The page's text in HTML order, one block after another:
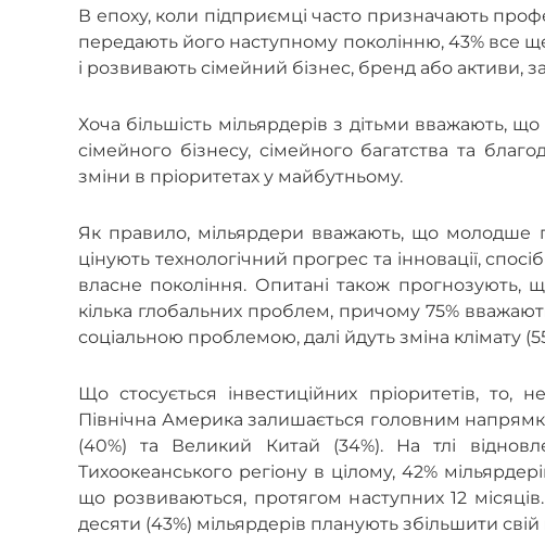
В епоху, коли підприємці часто призначають
передають його наступному поколінню, 43% все
і розвивають сімейний бізнес, бренд або
Хоча більшість мільярдерів з дітьми вважають,
сімейного бізнесу, сімейного багатства та
зміни в пріоритетах у майбутньому.
Як правило, мільярдери вважають, що молодше
цінують технологічний прогрес та інновації,
власне покоління. Опитані також
кілька глобальних проблем, причому 75%
соціальною проблемою, далі йдуть зміна клімату
Що стосується інвестиційних пріоритетів,
Північна Америка залишається головним
(40%) та Великий Китай (34%). На тлі
Тихоокеанського регіону в цілому, 42%
що розвиваються, протягом наступних 12
десяти (43%) мільярдерів планують збільшити